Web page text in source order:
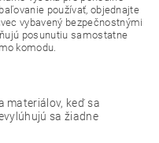
používať, objednajte
vybavený bezpečnostnými
posunutiu samostatne
komodu.
materiálov, keď sa
sa žiadne